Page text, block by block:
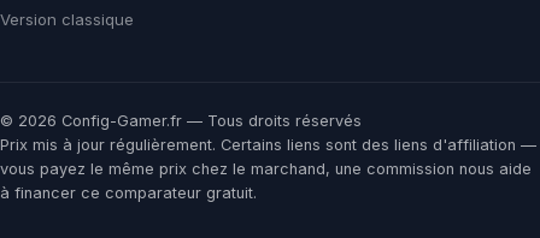
Version classique
© 2026 Config-Gamer.fr — Tous droits réservés
Prix mis à jour régulièrement. Certains liens sont des liens d'affiliation —
vous payez le même prix chez le marchand, une commission nous aide
à financer ce comparateur gratuit.